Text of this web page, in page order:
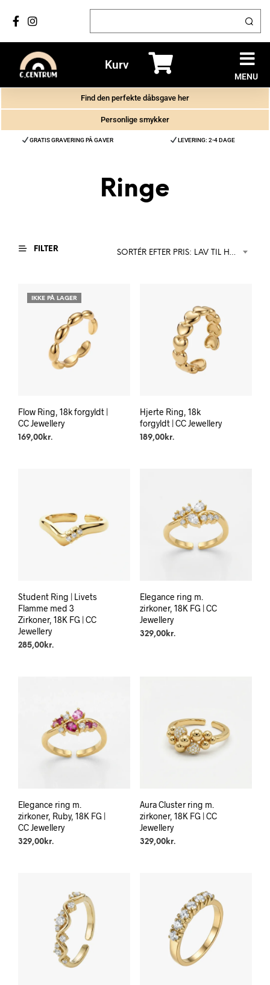
Kurv
MENU
Find den perfekte dåbsgave her
Personlige smykker
GRATIS GRAVERING PÅ GAVER LEVERING: 2-4 DAGE
Ringe
FILTER
IKKE PÅ LAGER
Flow Ring, 18k forgyldt |
CC Jewellery
169,00 kr.
Hjerte Ring, 18k
forgyldt | CC Jewellery
189,00kr.
Student Ring | Livets
Flamme med 3
Zirkoner, 18K FG | CC
Jewellery
285,00 kr.
Elegance ring m.
zirkoner, 18K FG | CC
Jewellery
329,00kr.
Elegance ring m.
zirkoner, Ruby, 18K FG |
CC Jewellery
329,00 kr.
Aura Cluster ring m.
zirkoner, 18K FG | CC
Jewellery
329,00kr.